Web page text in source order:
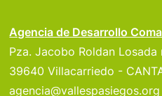
Agencia de Desarrollo
Pza. Jacobo Roldan Losada
39640 Villacarriedo -
agencia@vallespasiegos.org